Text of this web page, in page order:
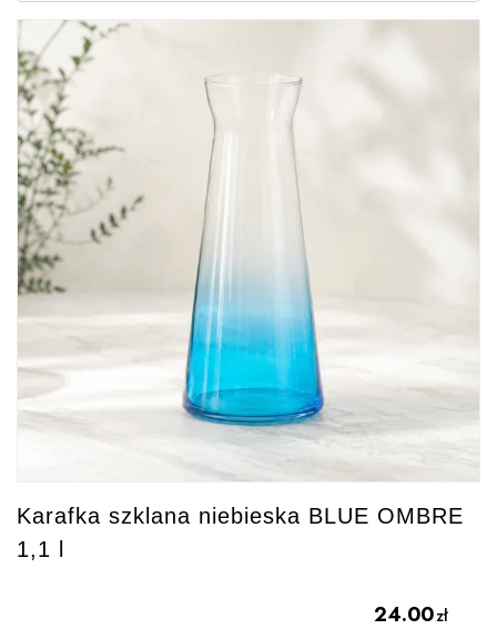
Karafka szklana niebieska BLUE OMBRE
1,1 l
24.00zł